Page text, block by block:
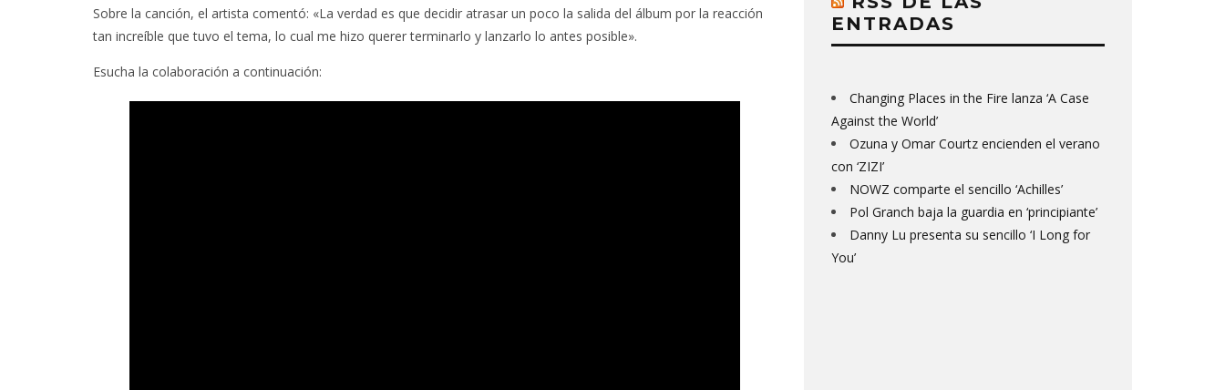
Sobre la canción, el artista comentó: «La verdad es que decidir atrasar un poco la salida del álbum por la reacción
tan increíble que tuvo el tema, lo cual me hizo querer terminarlo y lanzarlo lo antes posible».
Esucha la colaboración a continuación:
ENTRADAS
Changing Places in the Fire lanza ‘A Case
Against the World’
Ozuna y Omar Courtz encienden el verano
con ‘ZIZI’
NOWZ comparte el sencillo ‘Achilles’
Pol Granch baja la guardia en ‘principiante’
Danny Lu presenta su sencillo ‘I Long for
You’